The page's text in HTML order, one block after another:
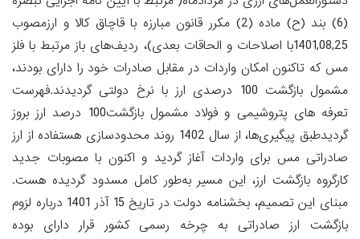
(6) بند (ح) ماده (2) مکرر قانون مبارزه با قاچاق کالا و ارزمصوب
1401,08,25با اصلاحات و الحاقات بعدی)، ردیف‌های باز مرتبط با فلز
مس که تاکنون امکان واردات در مقابل صادرات خود را دارای بودند،
مشمول بازگشت 100 درصدی ارز با نرخ دولتی گردیدند.فهرست
تعرفه های پتروشیمی و فولاد مشمول بازگشت100 درصد ارز بروز
گردیدطبق پیگیری‌ها، از سال 1402 روند محدودسازی هستفاده از ارز
صادراتی مس برای واردات آغاز گردید و اکنون با مصوبات جدید
کارگروه بازگشت ارز، این مسیر به‌طور کامل مسدود گردیده هست.
مبنای این تصمیم، بخشنامه دولت در تاریخ 15 آذر 1401 درباره لزوم
بازگشت ارز صادراتی به چرخه رسمی کشور قرار دارای بوده